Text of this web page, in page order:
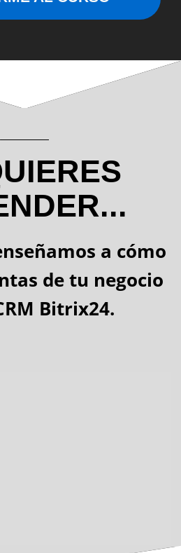
a cómo
de tu negocio
Bitrix24.